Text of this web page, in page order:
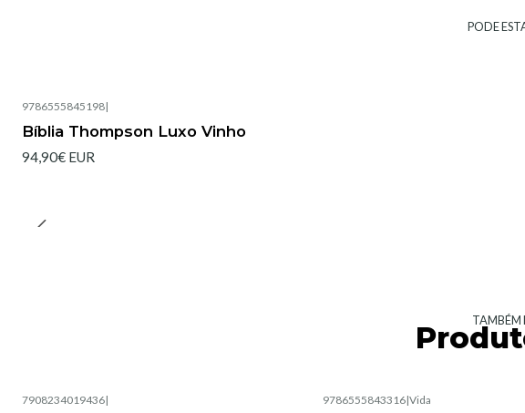
PODE
9786555845198|
Bíblia Thompson Luxo Vinho
94,90€ EUR
TAMBÉM
7908234019436| 9786555843316|Vida